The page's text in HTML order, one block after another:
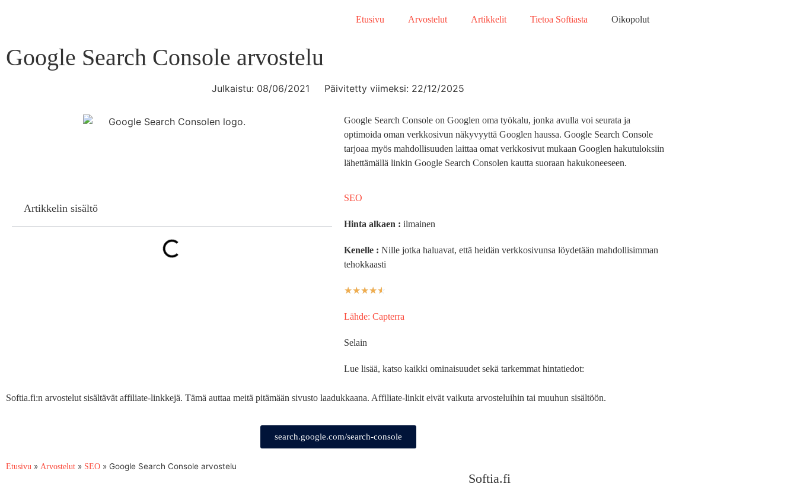
Etusivu Arvostelut Artikkelit Tietoa Softiasta Oikopolut
Google Search Console arvostelu
Julkaistu: 08/06/2021 Päivitetty viimeksi: 22/12/2025
Google Search Console on Googlen oma työkalu, jonka avulla voi seurata ja
optimoida oman verkkosivun näkyvyyttä Googlen haussa. Google Search Console
tarjoaa myös mahdollisuuden laittaa omat verkkosivut mukaan Googlen hakutuloksiin
lähettämällä linkin Google Search Consolen kautta suoraan hakukoneeseen.
Artikkelin sisältö
SEO
Hinta alkaen : ilmainen
Kenelle : Nille jotka haluavat, että heidän verkkosivunsa löydetään mahdollisimman
tehokkaasti
☆☆☆☆☆
Lähde: Capterra
Selain
Lue lisää, katso kaikki ominaisuudet sekä tarkemmat hintatiedot:
Softia.fi:n arvostelut sisältävät affiliate-linkkejä. Tämä auttaa meitä pitämään sivusto laadukkaana. Affiliate-linkit eivät vaikuta arvosteluihin tai muuhun sisältöön.
search.google.com/search-console
Etusivu » Arvostelut » SEO » Google Search Console arvostelu
Softia.fi